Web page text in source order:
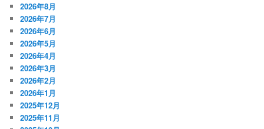
2026年8月
2026年7月
2026年6月
2026年5月
2026年4月
2026年3月
2026年2月
2026年1月
2025年12月
2025年11月